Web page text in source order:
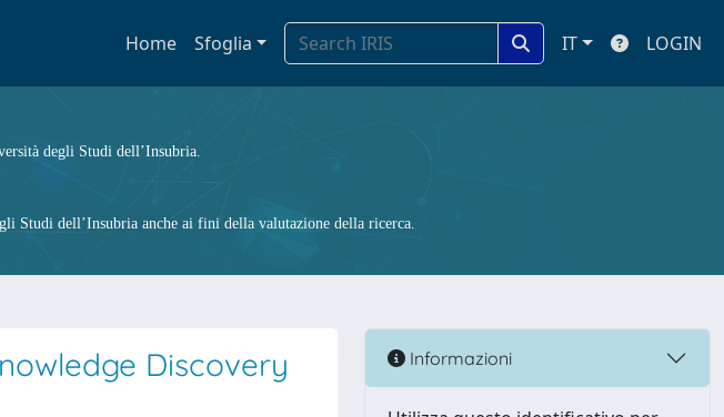
Home Sfoglia IT LOGIN
degli Studi dell’Insubria.
Studi dell’Insubria anche ai fini della valutazione della ricerca.
Discovery
Informazioni